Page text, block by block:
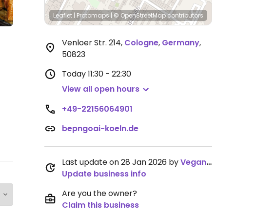
Leaflet | Protomaps | © OpenStreetMapcontributors
Venloer Str. 214, Cologne, Germany,
50823
Today11:30 - 22:30
View all open hours
+49-22156064901
bepngoai-koeln.de
Last update on 28 Jan 2026 byVegandelux
Update business info
Are you the owner?
Claim this business